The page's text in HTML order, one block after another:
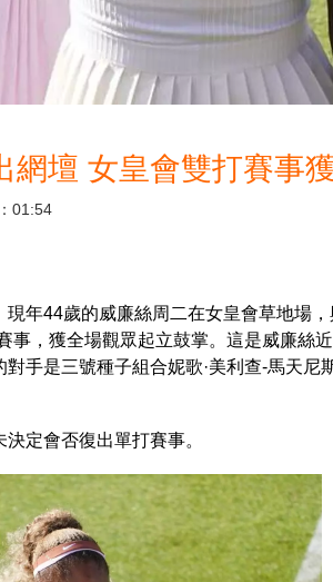
網壇 女皇會雙打賽事
01:54
年44歲的威廉絲周二在女皇會草地場
事，獲全場觀眾起立鼓掌。這是威廉絲
手是三號種子組合妮歌·美利查-馬天尼
定會否復出單打賽事。